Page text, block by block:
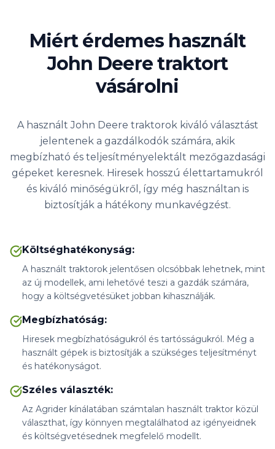
Miért érdemes használt
John Deere traktort
vásárolni
A használt John Deere traktorok kiváló választást
jelentenek a gazdálkodók számára, akik
megbízható és teljesítményelektált mezőgazdasági
gépeket keresnek. Hiresek hosszú élettartamukról
és kiváló minőségükről, így még használtan is
biztosítják a hátékony munkavégzést.
Költséghatékonyság:
A használt traktorok jelentősen olcsóbbak lehetnek, mint
az új modellek, ami lehetővé teszi a gazdák számára,
hogy a költségvetésüket jobban kihasználják.
Megbízhatóság:
Hiresek megbízhatóságukról és tartósságukról. Még a
használt gépek is biztosítják a szükséges teljesítményt
és hatékonyságot.
Széles választék:
Az Agrider kínálatában számtalan használt traktor közül
választhat, így könnyen megtalálhatod az igényeidnek
és költségvetésednek megfelelő modellt.